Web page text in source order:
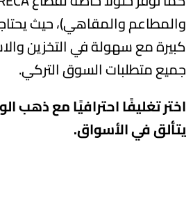
والمطاعم والمقاهي)، حيث
كبيرة مع سهولة في التخزين
جميع متطلبات السوق التركي.
اختر تغليفًا احترافيًا مع ذهب
يتألق في الأسواق.